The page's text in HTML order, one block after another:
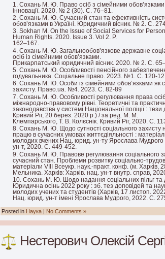
Сохань М. Ю. Право осіб з сімейними обов’язками
інновації. 2020. № 2 (30). C. 76–81.
Сохань М. Ю. Сучасний стан та ефективність
обов’язками в Україні. Юридичний вісник. № 2. С.
Sokhan M. On the Issue of Social Services for
Human Rights. 2020. Issue 3. Vol 2. P.
162–167.
Сохань М. Ю. Загальнообов’язкове державне
осіб із сімейними обов’язками.
Прикарпатський юридичний вісник. 2020. № 2. С.
Сохань М. Ю. Особливості пенсійного
годувальника. Соціальне право. 2023. №1. С. 120-
Сохань М. Ю. Особи із сімейними обов’язками як
захисту. Право.ua. №4. 2023. С. 82-89
Сохань М. Ю. Особливості регулювання права
міжнародно-правовому рівні. Теоретичні та
законодавства у системі Національної поліції :
Кривий Ріг, 20 берез. 2020 р.) / за ред. М. М.
Клемпарського, Т. В. Колєснік. Кривий Ріг, 2020. С.
Сохань М. Ю. Щодо сутності соціального захисту
працю в сучасних умовах життєдіяльності :
молодих вчених Нац. юрид. ун-ту Ярослава Мудрого
ун-т, 2020. С. 449-452.
Сохань М. Ю. Правове регулювання соціального
сучасний стан. Проблеми розвитку соціально-
матеріали VІІІ Всеукр. наук.-практ. конф. (м.
Мельника. Xарків: Харків. нац. ун-т внутр. справ,
Сохань М. Ю. Шодо надання соціальних пільг та
Юридична осінь 2022 року : зб. тез доповідей та
молодих учених та студентів (Харків, 17 листоп.
Нац. юрид. ун-т імені Ярослава Мудрого, 2022. С.
Posted in Наука | No Comments »
Нестерович Олексій